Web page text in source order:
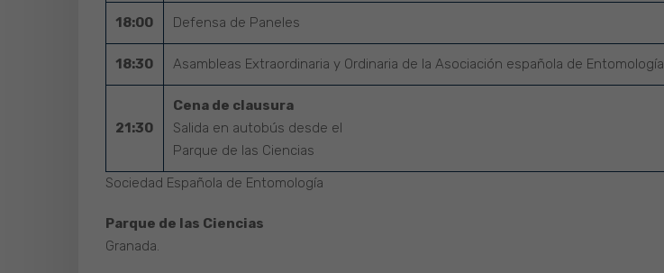
18:00 Defensa de Paneles
18:30 Asambleas Extraordinaria y Ordinaria de la Asociación española de Entomología
21:30
Cena de clausura
Salida en autobús desde el
Parque de las Ciencias
Sociedad Española de Entomología
Parque de las Ciencias
Granada.